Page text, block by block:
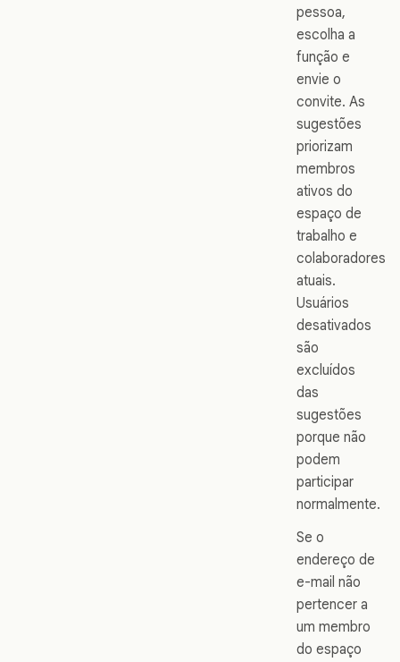
pessoa,
escolha a
função e
envie o
convite. As
sugestões
priorizam
membros
ativos do
espaço de
trabalho e
colaboradores
atuais.
Usuários
desativados
são
excluídos
das
sugestões
porque não
podem
participar
normalmente.
Se o
endereço de
e-mail não
pertencer a
um membro
do espaço